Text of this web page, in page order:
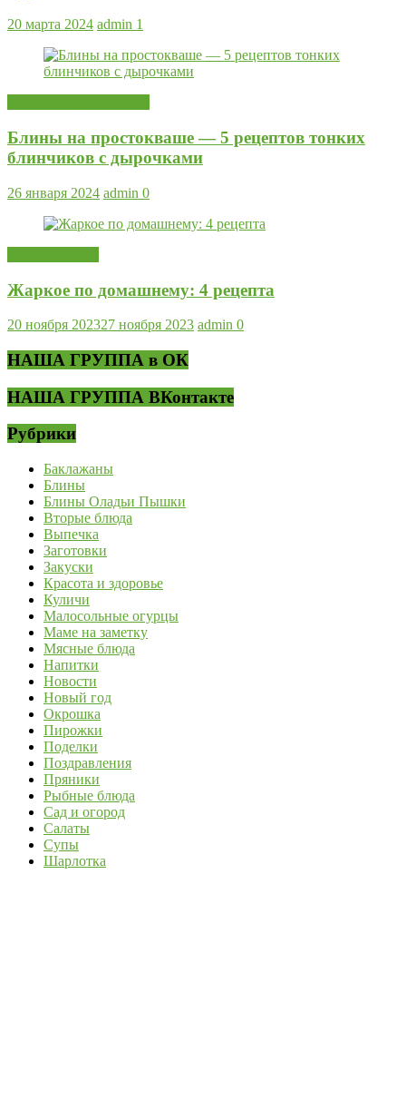
20 марта 2024 admin 1
Блины на простокваше — 5 рецептов тонких
блинчиков с дырочками
26 января 2024 admin 0
Жаркое по домашнему: 4 рецепта
20 ноября 202327 ноября 2023 admin 0
НАША ГРУППА в ОК
НАША ГРУППА ВКонтакте
Рубрики
Баклажаны
Блины
Блины Оладьи Пышки
Вторые блюда
Выпечка
Заготовки
Закуски
Красота и здоровье
Куличи
Малосольные огурцы
Маме на заметку
Мясные блюда
Напитки
Новости
Новый год
Окрошка
Пирожки
Поделки
Поздравления
Пряники
Рыбные блюда
Сад и огород
Салаты
Супы
Шарлотка